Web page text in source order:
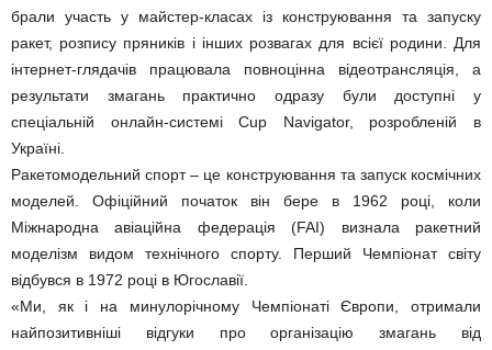
брали участь у майстер-класах із конструювання та запуску
ракет, розпису пряників і інших розвагах для всієї родини. Для
інтернет-глядачів працювала повноцінна відеотрансляція, а
результати змагань практично одразу були доступні у
спеціальній онлайн-системі Cup Navigator, розробленій в
Україні.
Ракетомодельний спорт – це конструювання та запуск космічних
моделей. Офіційний початок він бере в 1962 році, коли
Міжнародна авіаційна федерація (FAI) визнала ракетний
моделізм видом технічного спорту. Перший Чемпіонат світу
відбувся в 1972 році в Югославії.
«Ми, як і на минулорічному Чемпіонаті Європи, отримали
найпозитивніші відгуки про організацію змагань від